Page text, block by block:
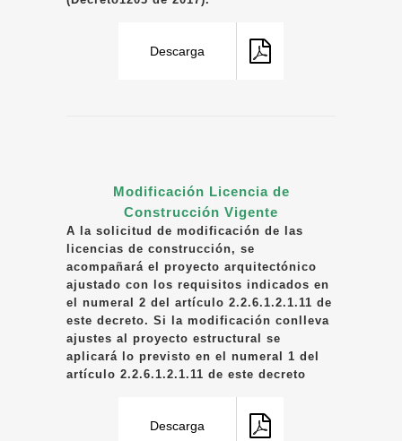
Descarga
Modificación Licencia de
Construcción Vigente
A la solicitud de modificación de las
licencias de construcción, se
acompañará el proyecto arquitectónico
ajustado con los requisitos indicados en
el numeral 2 del artículo 2.2.6.1.2.1.11 de
este decreto. Si la modificación conlleva
ajustes al proyecto estructural se
aplicará lo previsto en el numeral 1 del
artículo 2.2.6.1.2.1.11 de este decreto
Descarga